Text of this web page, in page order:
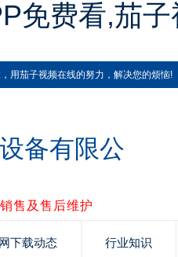
免费看,茄
茄子视频在线的努力，解决您的烦恼!
备有限公
售及售后维护
下载动态 行业知识